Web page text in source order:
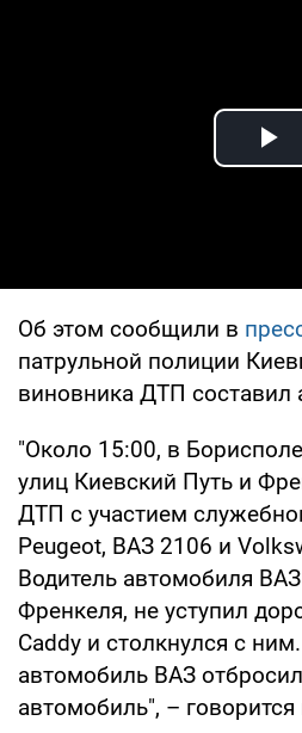
Об этом сообщили в
патрульной полиции
виновника ДТП составил
"Около 15:00, в
улиц Киевский Путь и
ДТП с участием
Peugeot, ВАЗ 2106 и
Водитель автомобиля
Френкеля, не уступил
Caddy и столкнулся с
автомобиль ВАЗ
автомобиль", –